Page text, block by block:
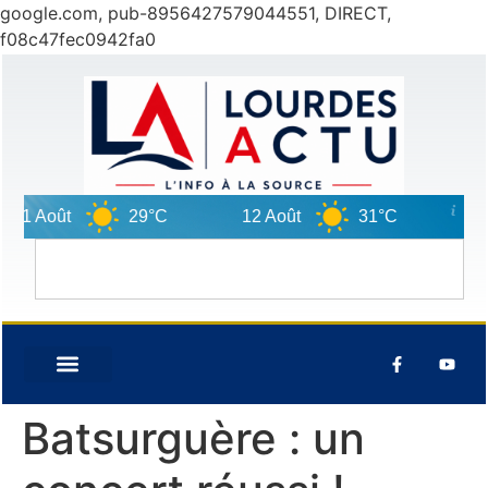
google.com, pub-8956427579044551, DIRECT,
f08c47fec0942fa0
Août 29°C 12 Août 31°C 13
Batsurguère : un